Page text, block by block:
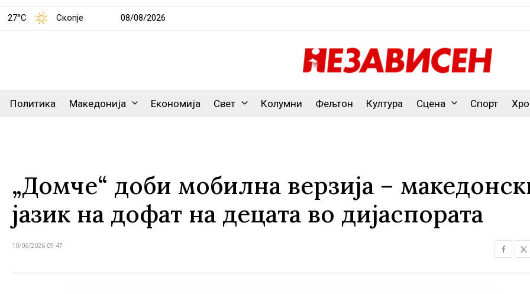
27°C Скопје 08/08/2026
Политика Македонија Економија Свет Колумни Фељтон Култура Сцена Спорт
„Домче“ доби мобилна верзија –
јазик на дофат на децата во дијаспората
10/06/2026 09:47